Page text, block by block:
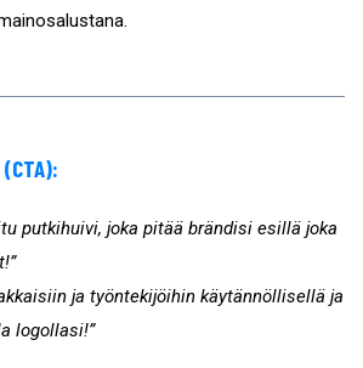
(CTA):
putkihuivi, joka pitää brändisi esillä joka
ja työntekijöihin käytännöllisellä ja
logollasi!”